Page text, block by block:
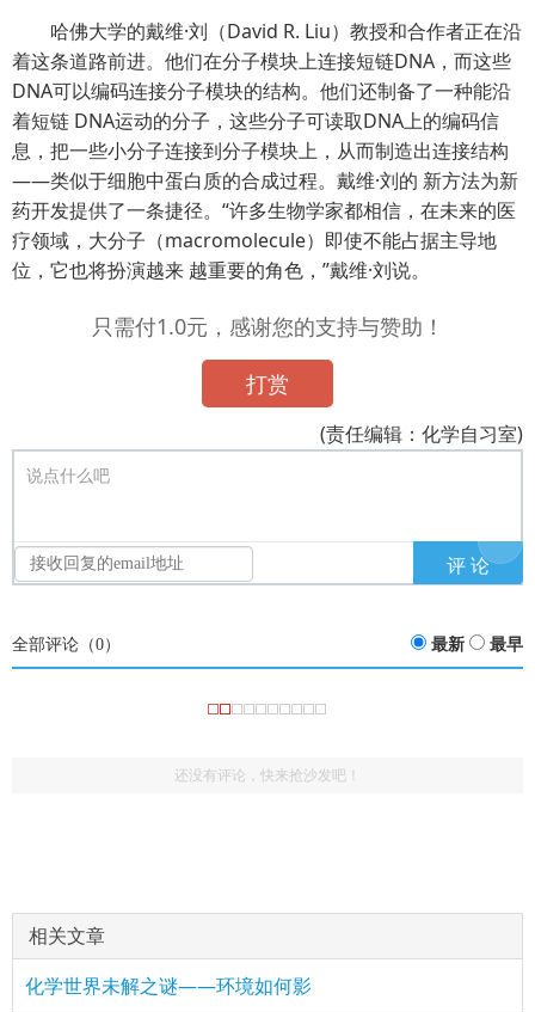
哈佛大学的戴维·刘（David R. Liu）教授和合作者正在沿
着这条道路前进。他们在分子模块上连接短链DNA，而这些
DNA可以编码连接分子模块的结构。他们还制备了一种能沿
着短链 DNA运动的分子，这些分子可读取DNA上的编码信
息，把一些小分子连接到分子模块上，从而制造出连接结构
——类似于细胞中蛋白质的合成过程。戴维·刘的 新方法为新
药开发提供了一条捷径。“许多生物学家都相信，在未来的医
疗领域，大分子（macromolecule）即使不能占据主导地
位，它也将扮演越来 越重要的角色，”戴维·刘说。
只需付1.0元，感谢您的支持与赞助！
打赏
(责任编辑：化学自习室)
说点什么吧
全部评论（0） 最新 最早
还没有评论，快来抢沙发吧！
相关文章
化学世界未解之谜——环境如何影